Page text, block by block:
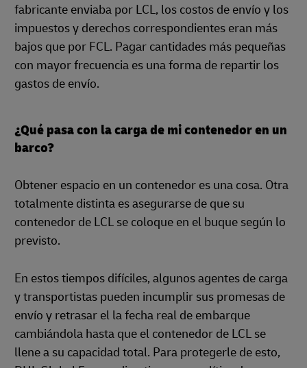
fabricante enviaba por LCL, los costos de envío y los
impuestos y derechos correspondientes eran más
bajos que por FCL. Pagar cantidades más pequeñas
con mayor frecuencia es una forma de repartir los
gastos de envío.
¿Qué pasa con la carga de mi contenedor en un
barco?
Obtener espacio en un contenedor es una cosa. Otra
totalmente distinta es asegurarse de que su
contenedor de LCL se coloque en el buque según lo
previsto.
En estos tiempos difíciles, algunos agentes de carga
y transportistas pueden incumplir sus promesas de
envío y retrasar el la fecha real de embarque
cambiándola hasta que el contenedor de LCL se
llene a su capacidad total. Para protegerle de esto,